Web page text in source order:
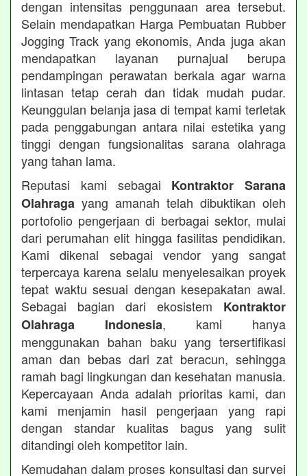
dengan intensitas penggunaan area tersebut.
Selain mendapatkan Harga Pembuatan Rubber
Jogging Track yang ekonomis, Anda juga akan
mendapatkan layanan purnajual berupa
pendampingan perawatan berkala agar warna
lintasan tetap cerah dan tidak mudah pudar.
Keunggulan belanja jasa di tempat kami terletak
pada penggabungan antara nilai estetika yang
tinggi dengan fungsionalitas sarana olahraga
yang tahan lama.
Reputasi kami sebagai Kontraktor Sarana
Olahraga yang amanah telah dibuktikan oleh
portofolio pengerjaan di berbagai sektor, mulai
dari perumahan elit hingga fasilitas pendidikan.
Kami dikenal sebagai vendor yang sangat
terpercaya karena selalu menyelesaikan proyek
tepat waktu sesuai dengan kesepakatan awal.
Sebagai bagian dari ekosistem Kontraktor
Olahraga Indonesia, kami hanya
menggunakan bahan baku yang tersertifikasi
aman dan bebas dari zat beracun, sehingga
ramah bagi lingkungan dan kesehatan manusia.
Kepercayaan Anda adalah prioritas kami, dan
kami menjamin hasil pengerjaan yang rapi
dengan standar kualitas bagus yang sulit
ditandingi oleh kompetitor lain.
Kemudahan dalam proses konsultasi dan survei